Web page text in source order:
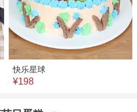
快乐星球
¥198